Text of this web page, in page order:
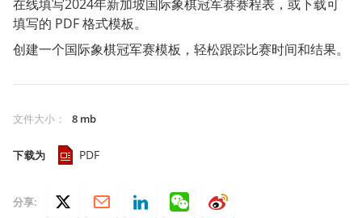
在线填写2024年新加坡国际象棋冠军赛赛程表，或下载可
填写的 PDF 格式模板。
创建一个国际象棋冠军赛模板，轻松跟踪比赛时间和结果。
文件大小 ： 8 mb
下载为 PDF
分享: